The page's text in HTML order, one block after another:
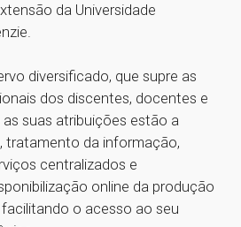
da Universidade
diversificado, que supre as
dos discentes, docentes e
suas atribuições estão a
tratamento da informação,
centralizados e
online da produção
o acesso ao seu